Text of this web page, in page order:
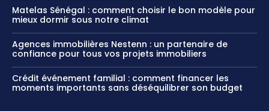
Matelas Sénégal : comment choisir le bon modèle pour
mieux dormir sous notre climat
Agences immobilières Nestenn : un partenaire de
confiance pour tous vos projets immobiliers
Crédit événement familial : comment financer les
moments importants sans déséquilibrer son budget